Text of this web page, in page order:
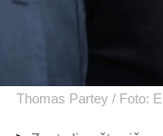
Thomas Partey / Foto: